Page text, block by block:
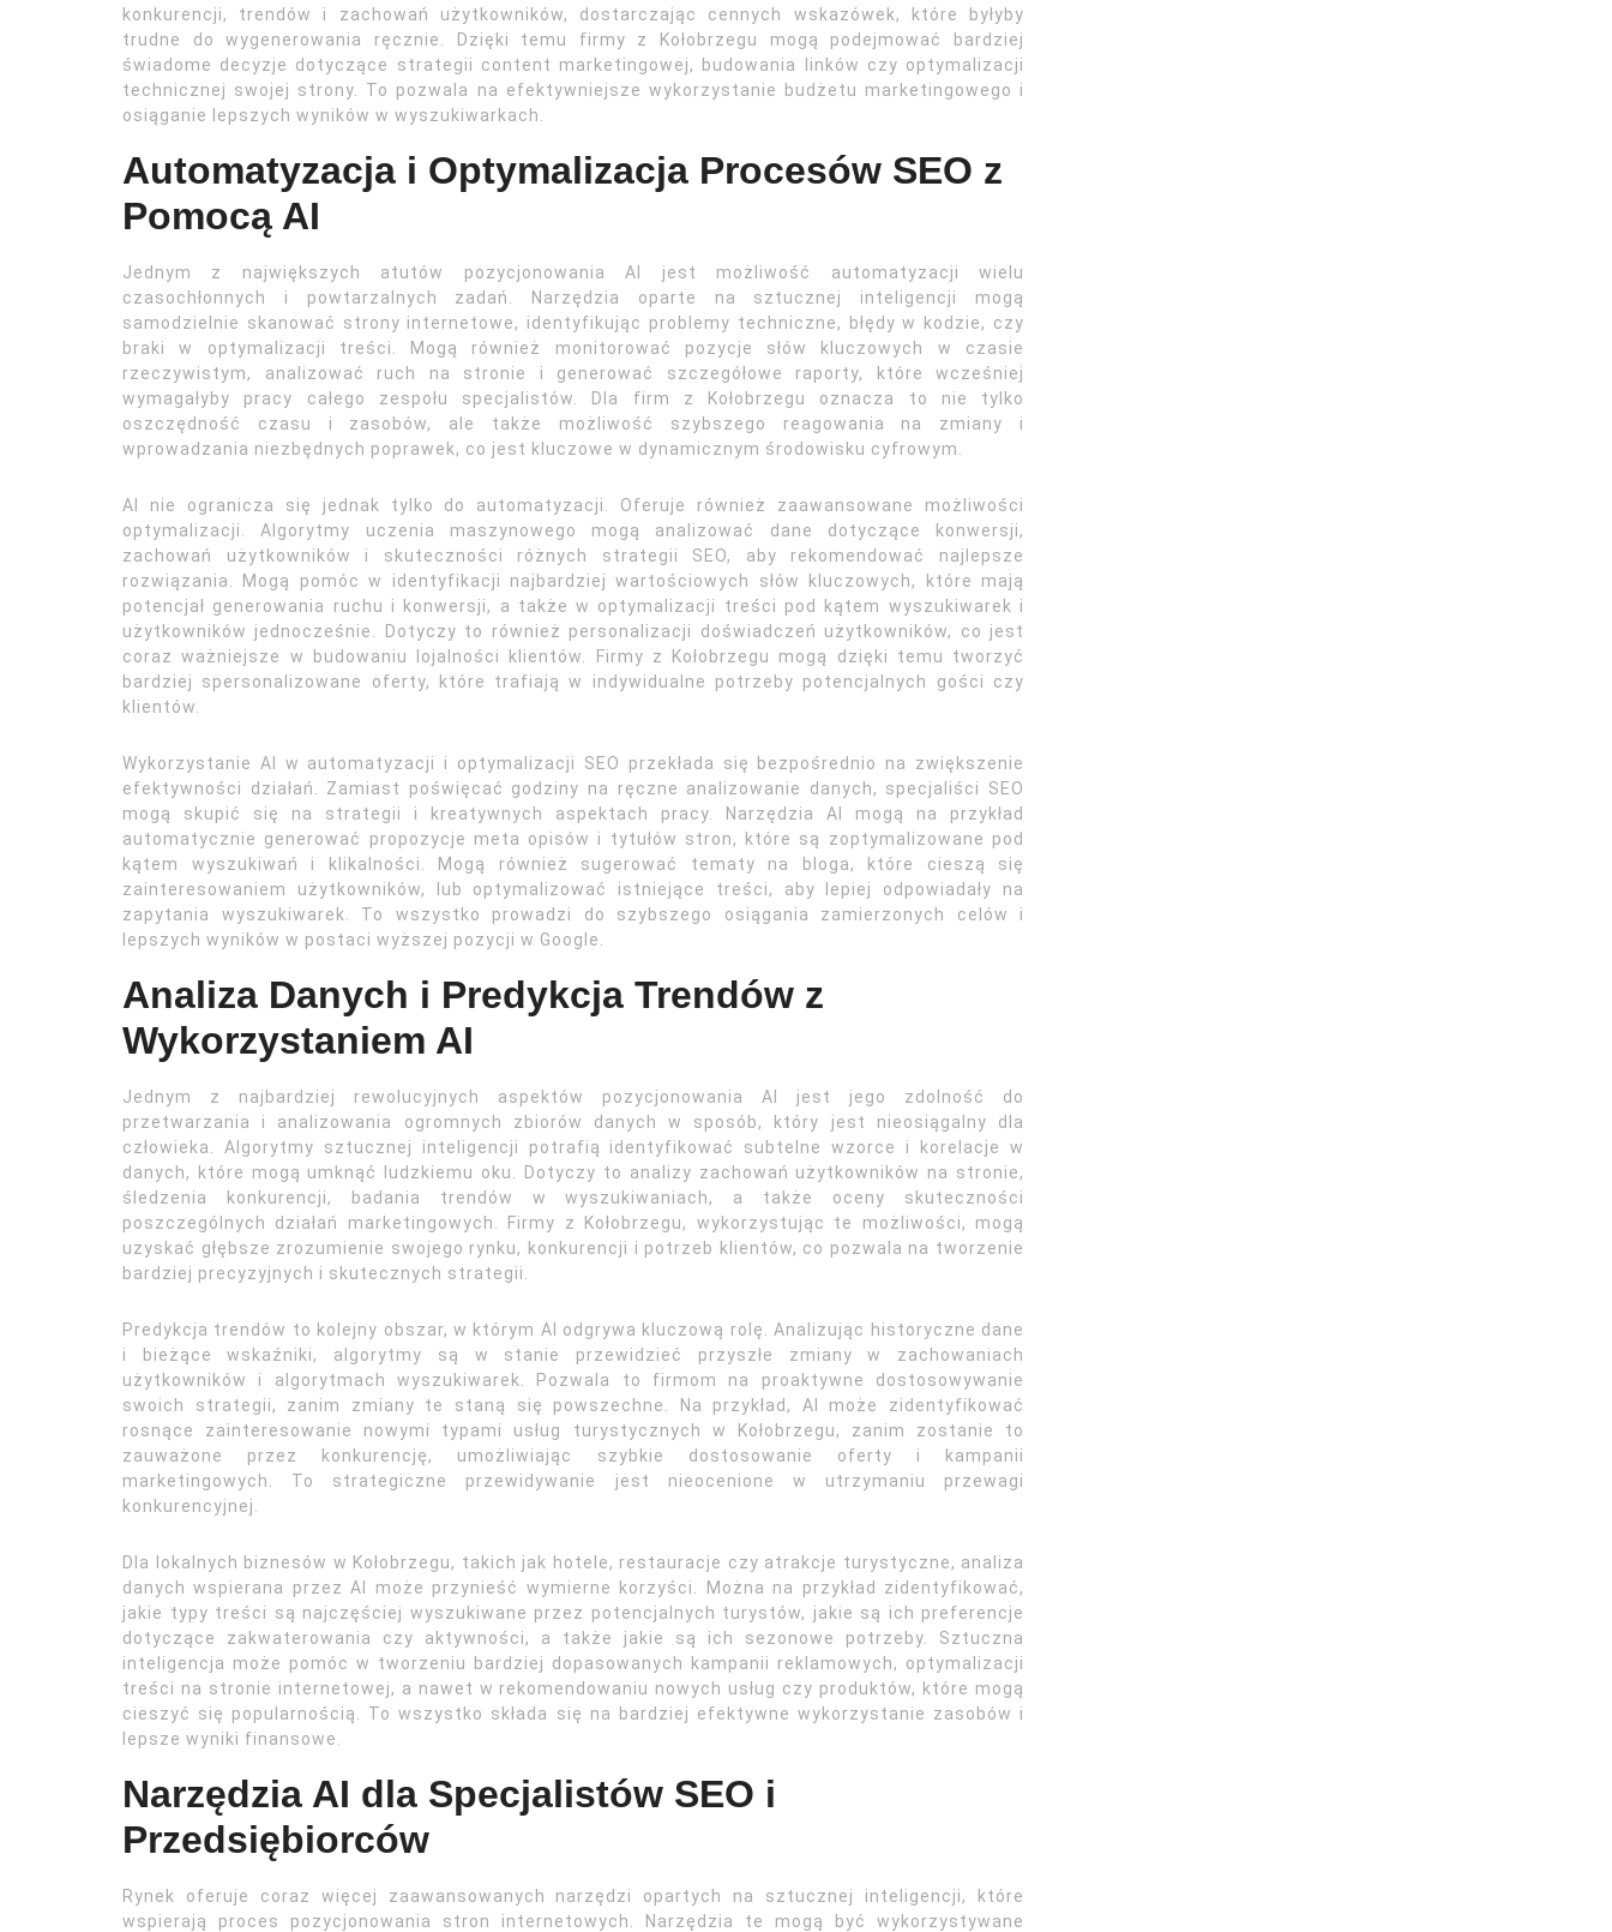
konkurencji, trendów i zachowań użytkowników, dostarczając cennych wskazówek, które byłyby
trudne do wygenerowania ręcznie. Dzięki temu firmy z Kołobrzegu mogą podejmować bardziej
świadome decyzje dotyczące strategii content marketingowej, budowania linków czy optymalizacji
technicznej swojej strony. To pozwala na efektywniejsze wykorzystanie budżetu marketingowego i
osiąganie lepszych wyników w wyszukiwarkach.
Automatyzacja i Optymalizacja Procesów SEO z
Pomocą AI
Jednym z największych atutów pozycjonowania AI jest możliwość automatyzacji wielu
czasochłonnych i powtarzalnych zadań. Narzędzia oparte na sztucznej inteligencji mogą
samodzielnie skanować strony internetowe, identyfikując problemy techniczne, błędy w kodzie, czy
braki w optymalizacji treści. Mogą również monitorować pozycje słów kluczowych w czasie
rzeczywistym, analizować ruch na stronie i generować szczegółowe raporty, które wcześniej
wymagałyby pracy całego zespołu specjalistów. Dla firm z Kołobrzegu oznacza to nie tylko
oszczędność czasu i zasobów, ale także możliwość szybszego reagowania na zmiany i
wprowadzania niezbędnych poprawek, co jest kluczowe w dynamicznym środowisku cyfrowym.
AI nie ogranicza się jednak tylko do automatyzacji. Oferuje również zaawansowane możliwości
optymalizacji. Algorytmy uczenia maszynowego mogą analizować dane dotyczące konwersji,
zachowań użytkowników i skuteczności różnych strategii SEO, aby rekomendować najlepsze
rozwiązania. Mogą pomóc w identyfikacji najbardziej wartościowych słów kluczowych, które mają
potencjał generowania ruchu i konwersji, a także w optymalizacji treści pod kątem wyszukiwarek i
użytkowników jednocześnie. Dotyczy to również personalizacji doświadczeń użytkowników, co jest
coraz ważniejsze w budowaniu lojalności klientów. Firmy z Kołobrzegu mogą dzięki temu tworzyć
bardziej spersonalizowane oferty, które trafiają w indywidualne potrzeby potencjalnych gości czy
klientów.
Wykorzystanie AI w automatyzacji i optymalizacji SEO przekłada się bezpośrednio na zwiększenie
efektywności działań. Zamiast poświęcać godziny na ręczne analizowanie danych, specjaliści SEO
mogą skupić się na strategii i kreatywnych aspektach pracy. Narzędzia AI mogą na przykład
automatycznie generować propozycje meta opisów i tytułów stron, które są zoptymalizowane pod
kątem wyszukiwań i klikalności. Mogą również sugerować tematy na bloga, które cieszą się
zainteresowaniem użytkowników, lub optymalizować istniejące treści, aby lepiej odpowiadały na
zapytania wyszukiwarek. To wszystko prowadzi do szybszego osiągania zamierzonych celów i
lepszych wyników w postaci wyższej pozycji w Google.
Analiza Danych i Predykcja Trendów z
Wykorzystaniem AI
Jednym z najbardziej rewolucyjnych aspektów pozycjonowania AI jest jego zdolność do
przetwarzania i analizowania ogromnych zbiorów danych w sposób, który jest nieosiągalny dla
człowieka. Algorytmy sztucznej inteligencji potrafią identyfikować subtelne wzorce i korelacje w
danych, które mogą umknąć ludzkiemu oku. Dotyczy to analizy zachowań użytkowników na stronie,
śledzenia konkurencji, badania trendów w wyszukiwaniach, a także oceny skuteczności
poszczególnych działań marketingowych. Firmy z Kołobrzegu, wykorzystując te możliwości, mogą
uzyskać głębsze zrozumienie swojego rynku, konkurencji i potrzeb klientów, co pozwala na tworzenie
bardziej precyzyjnych i skutecznych strategii.
Predykcja trendów to kolejny obszar, w którym AI odgrywa kluczową rolę. Analizując historyczne dane
i bieżące wskaźniki, algorytmy są w stanie przewidzieć przyszłe zmiany w zachowaniach
użytkowników i algorytmach wyszukiwarek. Pozwala to firmom na proaktywne dostosowywanie
swoich strategii, zanim zmiany te staną się powszechne. Na przykład, AI może zidentyfikować
rosnące zainteresowanie nowymi typami usług turystycznych w Kołobrzegu, zanim zostanie to
zauważone przez konkurencję, umożliwiając szybkie dostosowanie oferty i kampanii
marketingowych. To strategiczne przewidywanie jest nieocenione w utrzymaniu przewagi
konkurencyjnej.
Dla lokalnych biznesów w Kołobrzegu, takich jak hotele, restauracje czy atrakcje turystyczne, analiza
danych wspierana przez AI może przynieść wymierne korzyści. Można na przykład zidentyfikować,
jakie typy treści są najczęściej wyszukiwane przez potencjalnych turystów, jakie są ich preferencje
dotyczące zakwaterowania czy aktywności, a także jakie są ich sezonowe potrzeby. Sztuczna
inteligencja może pomóc w tworzeniu bardziej dopasowanych kampanii reklamowych, optymalizacji
treści na stronie internetowej, a nawet w rekomendowaniu nowych usług czy produktów, które mogą
cieszyć się popularnością. To wszystko składa się na bardziej efektywne wykorzystanie zasobów i
lepsze wyniki finansowe.
Narzędzia AI dla Specjalistów SEO i
Przedsiębiorców
Rynek oferuje coraz więcej zaawansowanych narzędzi opartych na sztucznej inteligencji, które
wspierają proces pozycjonowania stron internetowych. Narzędzia te mogą być wykorzystywane